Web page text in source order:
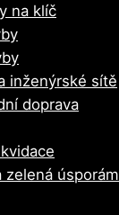
na klíč
inženýrské sítě
doprava
zelená úsporám